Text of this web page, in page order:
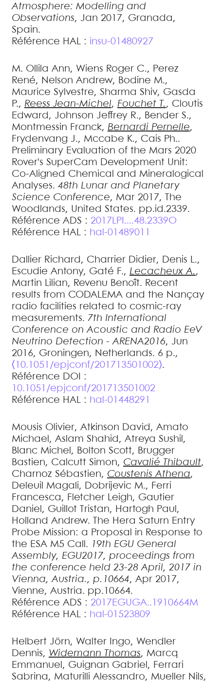
Atmosphere: Modelling and
Observations, Jan 2017, Granada,
Spain.
Référence HAL : insu-01480927
M. Ollila Ann, Wiens Roger C., Perez
René, Nelson Andrew, Bodine M.,
Maurice Sylvestre, Sharma Shiv, Gasda
P., Reess Jean-Michel, Fouchet T., Cloutis
Edward , Johnson Jeffrey R., Bender S.,
Montmessin Franck, Bernardi Pernelle,
Frydenvang J., Mccabe K., Cais Ph..
Preliminary Evaluation of the Mars 2020
Rover's SuperCam Development Unit:
Co-Aligned Chemical and Mineralogical
Analyses. 48th Lunar and Planetary
Science Conference, Mar 2017, The
Woodlands, United States. pp.id.2339.
Référence ADS : 2017LPI....48.2339O
Référence HAL : hal-01489011
Dallier Richard , Charrier Didier, Denis L.,
Escudie Antony, Gaté F., Lecacheux A.,
Martin Lilian, Revenu Benoît. Recent
results from CODALEMA and the Nançay
radio facilities related to cosmic-ray
measurements. 7th International
Conference on Acoustic and Radio EeV
Neutrino Detection - ARENA2016, Jun
2016, Groningen, Netherlands. 6 p.,
⟨10.1051/epjconf/201713501002⟩.
Référence DOI :
10.1051/epjconf/201713501002
Référence HAL : hal-01448291
Mousis Olivier, Atkinson David , Amato
Michael , Aslam Shahid , Atreya Sushil ,
Blanc Michel , Bolton Scott, Brugger
Bastien, Calcutt Simon, Cavalié Thibault,
Charnoz Sébastien, Coustenis Athena,
Deleuil
Magali, Dobrijevic M., Ferri
Francesca, Fletcher Leigh, Gautier
Daniel , Guillot Tristan, Hartogh Paul ,
Holland Andrew.
The Hera Saturn Entry
Probe Mission: a Proposal in Response to
the ESA M5 Call . 19th EGU General
Assembly, EGU2017, proceedings from
the conference held 23-28 April, 2017 in
Vienna, Austria., p.10664, Apr 2017,
Vienne, Austria. pp.10664.
Référence ADS : 2017EGUGA..1910664M
Référence HAL : hal-01523809
Helbert Jörn, Walter Ingo, Wendler
Dennis, Widemann Thomas, Marcq
Emmanuel , Guignan Gabriel , Ferrari
Sabrina, Maturilli Alessandro, Mueller Nils,